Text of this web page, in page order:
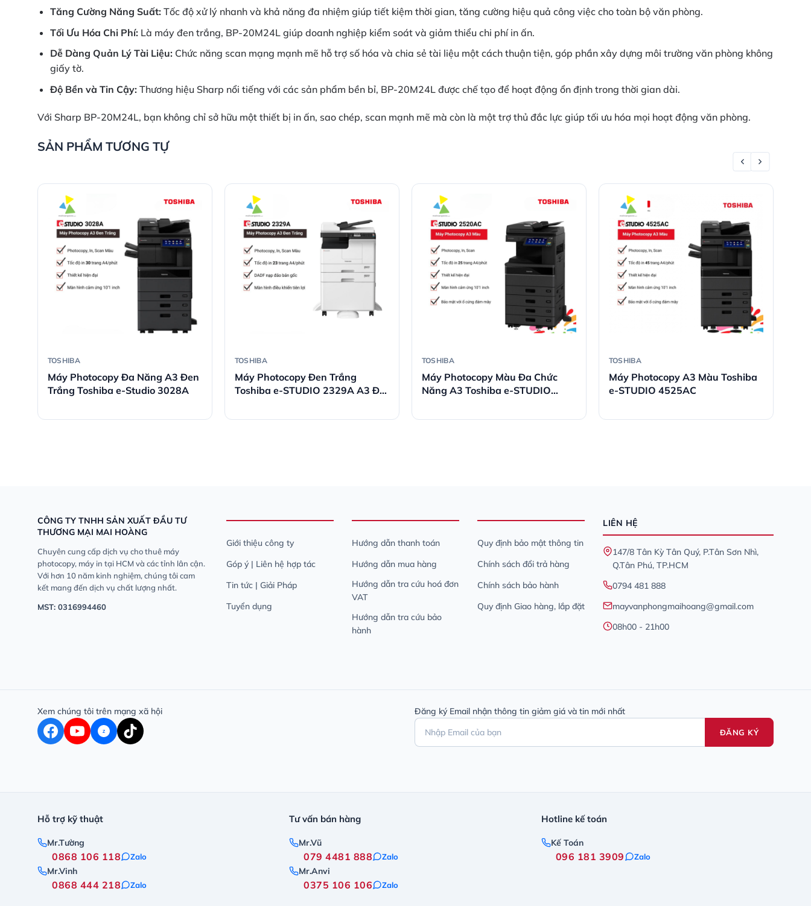
Tăng Cường Năng Suất:Tốc độ xử lý nhanh và khả năng đa nhiệm giúp tiết kiệm thời gian, tăng cường hiệu quả công việc cho toàn bộ văn phòng.
Tối Ưu Hóa Chi Phí:Là máy đen trắng, BP-20M24L giúp doanh nghiệp kiểm soát và giảm thiểu chi phí in ấn.
Dễ Dàng Quản Lý Tài Liệu:Chức năng scan mạng mạnh mẽ hỗ trợ số hóa và chia sẻ tài liệu một cách thuận tiện, góp phần xây dựng môi trường văn phòng không
giấy tờ.
Độ Bền và Tin Cậy:Thương hiệu Sharp nổi tiếng với các sản phẩm bền bỉ, BP-20M24L được chế tạo để hoạt động ổn định trong thời gian dài.
Với Sharp BP-20M24L, bạn không chỉ sở hữu một thiết bị in ấn, sao chép, scan mạnh mẽ mà còn là một trợ thủ đắc lực giúp tối ưu hóa mọi hoạt động văn phòng.
SẢN PHẨM TƯƠNG TỰ
TOSHIBA
Máy Photocopy Đa Năng A3 Đen
Trắng Toshiba e-Studio 3028A
TOSHIBA
Máy Photocopy Đen Trắng
Toshiba e-STUDIO 2329A A3 Đa
TOSHIBA
Máy Photocopy Màu Đa Chức
Năng A3 Toshiba e-STUDIO
TOSHIBA
Máy Photocopy A3 Màu Toshiba
e-STUDIO 4525AC
CÔNG TY TNHH SẢN XUẤT ĐẦU TƯ
THƯƠNG MẠI MAI HOÀNG
Chuyên cung cấp dịch vụ cho thuê máy
photocopy, máy in tại HCM và các tỉnh lân cận.
Với hơn 10 năm kinh nghiệm, chúng tôi cam
kết mang đến dịch vụ chất lượng nhất.
MST: 0316994460
Giới thiệu công ty
Góp ý | Liên hệ hợp tác
Tin tức | Giải Pháp
Tuyển dụng
Hướng dẫn thanh toán
Hướng dẫn mua hàng
Hướng dẫn tra cứu hoá đơn
VAT
Hướng dẫn tra cứu bảo
hành
Quy định bảo mật thông tin
Chính sách đổi trả hàng
Chính sách bảo hành
Quy định Giao hàng, lắp đặt
LIÊN HỆ
147/8 Tân Kỳ Tân Quý, P.Tân Sơn Nhì,
Q.Tân Phú, TP.HCM
0794 481 888
mayvanphongmaihoang@gmail.com
08h00 - 21h00
Xem chúng tôi trên mạng xã hội
Z
Đăng ký Email nhận thông tin giảm giá và tin mới nhất
ĐĂNG KÝ
Hỗ trợ kỹ thuật
Mr.Tường
0868 106 118 Zalo
Mr.Vinh
0868 444 218 Zalo
Tư vấn bán hàng
Mr.Vũ
079 4481 888 Zalo
Mr.Anvi
0375 106 106 Zalo
Hotline kế toán
Kế Toán
096 181 3909 Zalo